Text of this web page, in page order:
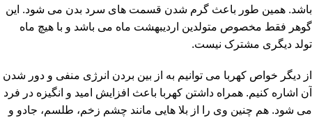
باشد. همین طور باعث گرم شدن قسمت های سرد بدن می شود. این
گوهر فقط مخصوص متولدین اردیبهشت ماه می باشد و با هیچ ماه
تولد دیگری مشترک نیست.
از دیگر خواص کهربا می توانیم به از بین بردن انرژی منفی و دور شدن
آن اشاره کنیم. همراه داشتن کهربا باعث افزایش امید و انگیزه در فرد
می شود. هم چنین وی را از بلا هایی مانند چشم زخم، طلسم، جادو و